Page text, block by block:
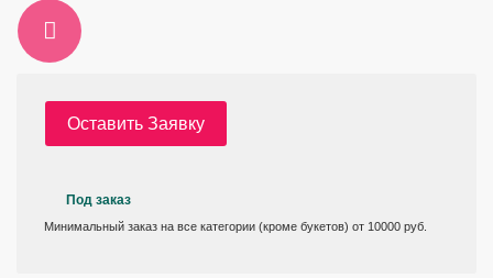
Оставить Заявку
Под заказ
Минимальный заказ на все категории (кроме букетов) от 10000 руб.